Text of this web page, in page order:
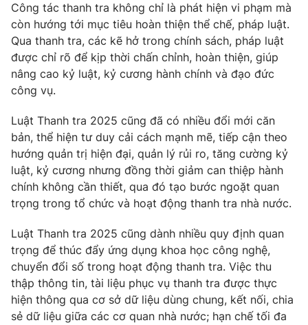
Công tác thanh tra không chỉ là phát hiện vi phạm mà
còn hướng tới mục tiêu hoàn thiện thể chế, pháp luật.
Qua thanh tra, các kẽ hở trong chính sách, pháp luật
được chỉ rõ để kịp thời chấn chỉnh, hoàn thiện, giúp
nâng cao kỷ luật, kỷ cương hành chính và đạo đức
công vụ.
Luật Thanh tra 2025 cũng đã có nhiều đổi mới căn
bản, thể hiện tư duy cải cách mạnh mẽ, tiếp cận theo
hướng quản trị hiện đại, quản lý rủi ro, tăng cường kỷ
luật, kỷ cương nhưng đồng thời giảm can thiệp hành
chính không cần thiết, qua đó tạo bước ngoặt quan
trọng trong tổ chức và hoạt động thanh tra nhà nước.
Luật Thanh tra 2025 cũng dành nhiều quy định quan
trọng để thúc đẩy ứng dụng khoa học công nghệ,
chuyển đổi số trong hoạt động thanh tra. Việc thu
thập thông tin, tài liệu phục vụ thanh tra được thực
hiện thông qua cơ sở dữ liệu dùng chung, kết nối, chia
sẻ dữ liệu giữa các cơ quan nhà nước; hạn chế tối đa